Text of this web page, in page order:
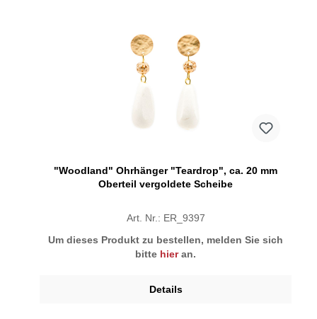
"Woodland" Ohrhänger "Teardrop", ca. 20 mm
Oberteil vergoldete Scheibe
Art. Nr.: ER_9397
Um dieses Produkt zu bestellen, melden Sie sich
bitte hieran.
Details